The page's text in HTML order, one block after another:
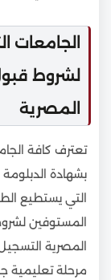
الجامعات
لشروط
المصرية
تعترف كافة
بشهادة
التي يستطيع
المستوفين
المصرية
مرحلة تعليمية